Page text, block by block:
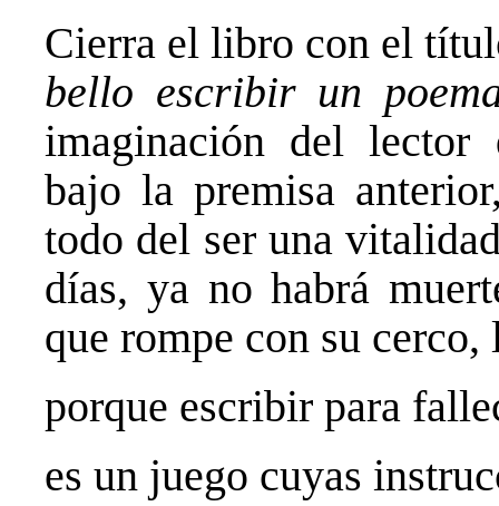
Cierra el libro con el
bello escribir un
imaginación del lector
bajo la premisa
todo del ser una
días, ya no habrá
que rompe con su cerco,
porque escribir para
es un juego cuyas